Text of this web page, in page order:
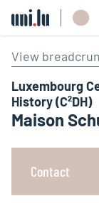
View
Luxembourg
History (C²DH)
Maison
Contact